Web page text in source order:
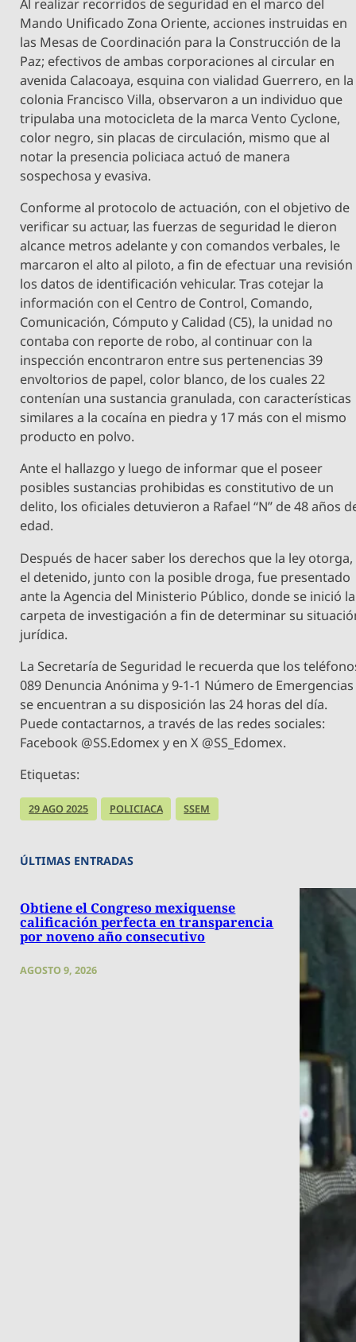
Al realizar recorridos de seguridad en el marco del
Mando Unificado Zona Oriente, acciones instruidas en
las Mesas de Coordinación para la Construcción de la
Paz; efectivos de ambas corporaciones al circular en
avenida Calacoaya, esquina con vialidad Guerrero, en la
colonia Francisco Villa, observaron a un individuo que
tripulaba una motocicleta de la marca Vento Cyclone,
color negro, sin placas de circulación, mismo que al
notar la presencia policiaca actuó de manera
sospechosa y evasiva.
Conforme al protocolo de actuación, con el objetivo de
verificar su actuar, las fuerzas de seguridad le dieron
alcance metros adelante y con comandos verbales, le
marcaron el alto al piloto, a fin de efectuar una revisión
los datos de identificación vehicular. Tras cotejar la
información con el Centro de Control, Comando,
Comunicación, Cómputo y Calidad (C5), la unidad no
contaba con reporte de robo, al continuar con la
inspección encontraron entre sus pertenencias 39
envoltorios de papel, color blanco, de los cuales 22
contenían una sustancia granulada, con características
similares a la cocaína en piedra y 17 más con el mismo
producto en polvo.
Ante el hallazgo y luego de informar que el poseer
posibles sustancias prohibidas es constitutivo de un
delito, los oficiales detuvieron a Rafael “N” de 48 años
edad.
Después de hacer saber los derechos que la ley otorga,
el detenido, junto con la posible droga, fue presentado
ante la Agencia del Ministerio Público, donde se inició la
carpeta de investigación a fin de determinar su
jurídica.
La Secretaría de Seguridad le recuerda que los
089 Denuncia Anónima y 9-1-1 Número de Emergencias
se encuentran a su disposición las 24 horas del día.
Puede contactarnos, a través de las redes sociales:
Facebook @SS.Edomex y en X @SS_Edomex.
Etiquetas:
29 AGO 2025 POLICIACA SSEM
ÚLTIMAS ENTRADAS
Obtiene el Congreso mexiquense
calificación perfecta en transparencia
por noveno año consecutivo
AGOSTO 9, 2026